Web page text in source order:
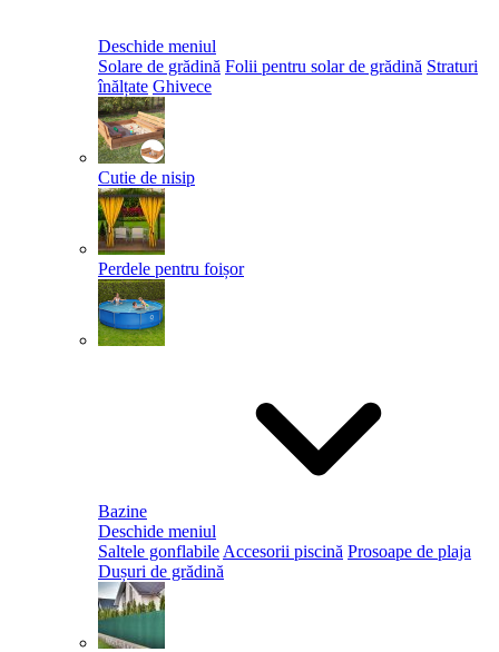
Deschide meniul
Solare de grădină Folii pentru solar de grădină Straturi
înălțate Ghivece
Cutie de nisip
Perdele pentru foișor
Bazine
Deschide meniul
Saltele gonflabile Accesorii piscină Prosoape de plaja
Dușuri de grădină